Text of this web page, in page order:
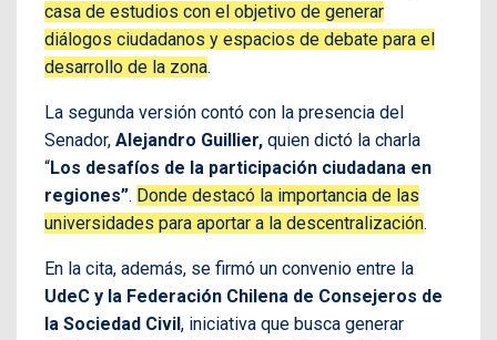
casa de estudios con el objetivo de generar
diálogos ciudadanos y espacios de debate para el
desarrollo de la zona.
La segunda versión contó con la presencia del
Senador, Alejandro Guillier, quien dictó la charla
“Los desafíos de la participación ciudadana en
regiones”. Donde destacó la importancia de las
universidades para aportar a la descentralización.
En la cita, además, se firmó un convenio entre la
UdeC y la Federación Chilena de Consejeros de
la Sociedad Civil, iniciativa que busca generar